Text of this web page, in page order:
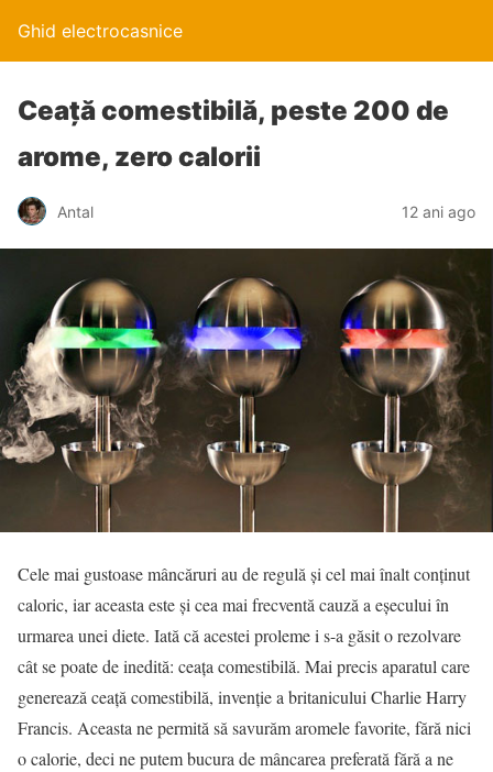
Ghid electrocasnice
Ceaţă comestibilă, peste 200 de
arome, zero calorii
Antal 12 ani ago
Cele mai gustoase mâncăruri au de regulă şi cel mai înalt conţinut
caloric, iar aceasta este şi cea mai frecventă cauză a eşecului în
urmarea unei diete. Iată că acestei proleme i s-a găsit o rezolvare
cât se poate de inedită: ceaţa comestibilă. Mai precis aparatul care
generează ceaţă comestibilă, invenţie a britanicului Charlie Harry
Francis. Aceasta ne permită să savurăm aromele favorite, fără nici
o calorie, deci ne putem bucura de mâncarea preferată fără a ne